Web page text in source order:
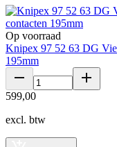
Op voorraad
Knipex 97 52 63 DG
195mm
599,00
excl. btw